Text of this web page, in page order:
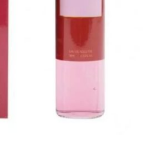
COMPLEMENTOS
TECNOLOGIA